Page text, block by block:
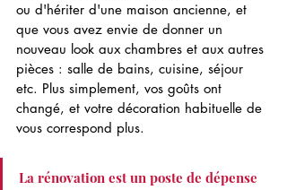
ou d'hériter d'une maison ancienne, et
que vous avez envie de donner un
nouveau look aux chambres et aux autres
pièces : salle de bains, cuisine, séjour
etc. Plus simplement, vos goûts ont
changé, et votre décoration habituelle de
vous correspond plus.
La rénovation est un poste de dépense